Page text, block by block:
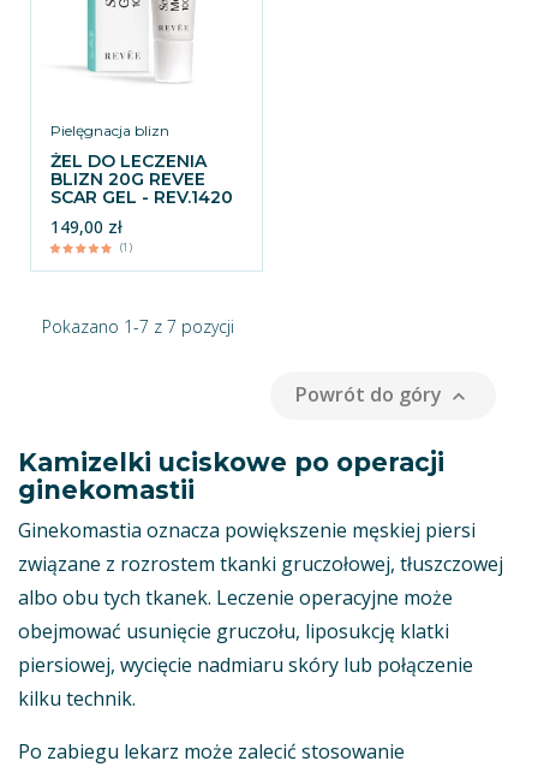
Pielęgnacja blizn
ŻEL DO LECZENIA
BLIZN 20G REVEE
SCAR GEL - REV.1420
149,00 zł
(1)
Pokazano 1-7 z 7 pozycji
Powrót do góry 
Kamizelki uciskowe po operacji
ginekomastii
Ginekomastia oznacza powiększenie męskiej piersi
związane z rozrostem tkanki gruczołowej, tłuszczowej
albo obu tych tkanek. Leczenie operacyjne może
obejmować usunięcie gruczołu, liposukcję klatki
piersiowej, wycięcie nadmiaru skóry lub połączenie
kilku technik.
Po zabiegu lekarz może zalecić stosowanie